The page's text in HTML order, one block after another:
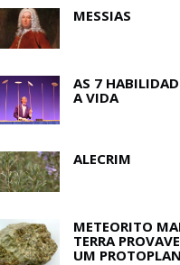
MESSIAS
AS 7
A VIDA
ALECRIM
METEORITO
TERRA
UM